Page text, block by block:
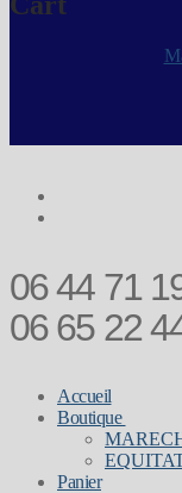
06 44 71
06 65 22
Accueil
Boutique
Panier